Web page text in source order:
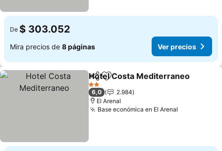
De $ 303.052
Mira precios de 8 páginas Ver precios
CompartirAgregar a favoritos
Hotel Costa Mediterraneo
2 Estrellas
6,0
2.984
El Arenal
Base económica en El Arenal